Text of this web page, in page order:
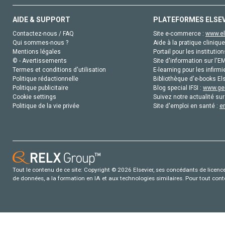
AIDE & SUPPORT
Contactez-nous / FAQ
Qui sommes-nous ?
Mentions légales
© - Avertissements
Termes et conditions d'utilisation
Politique rédactionnelle
Politique publicitaire
Cookie settings
Politique de la vie privée
PLATEFORMES
Site e-commerce :
Aide à la pratique
Portail pour les
Site d'information sur
E-learning pour les
Bibliothèque d'e-books
Blog special IFSI :
Suivez notre actualité
Site d'emploi en santé :
Tout le contenu de ce site: Copyright © 2026 Elsevier, ses concédants de
de données, a la formation en IA et aux technologies similaires. Pour tout